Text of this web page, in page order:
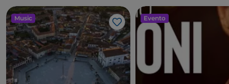
Music
Me gusta
Evento